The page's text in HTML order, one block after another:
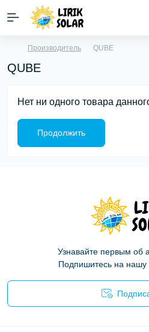
Производитель QUBE
QUBE
Нет ни одного товара
Продолжить
Узнавайте первым об
Подпишитесь на нашу